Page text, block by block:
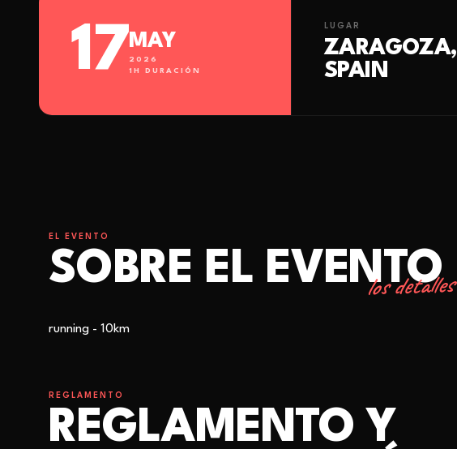
17 MAY
2026
1 H DURACIÓN
LUGAR
ZARAGOZA,
SPAIN
EL EVENTO
SOBRE EL EVENTO
los detalles
running - 10km
REGLAMENTO
REGLAMENTO Y